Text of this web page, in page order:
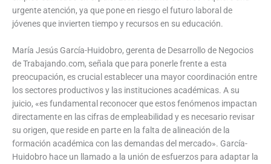
urgente atención, ya que pone en riesgo el futuro laboral de
jóvenes que invierten tiempo y recursos en su educación.
María Jesús García-Huidobro, gerenta de Desarrollo de Negocios
de Trabajando.com, señala que para ponerle frente a esta
preocupación, es crucial establecer una mayor coordinación entre
los sectores productivos y las instituciones académicas. A su
juicio, «es fundamental reconocer que estos fenómenos impactan
directamente en las cifras de empleabilidad y es necesario revisar
su origen, que reside en parte en la falta de alineación de la
formación académica con las demandas del mercado». García-
Huidobro hace un llamado a la unión de esfuerzos para adaptar la